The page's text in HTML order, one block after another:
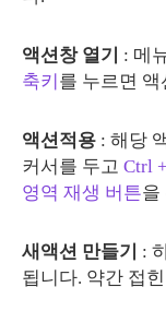
액션창 열기 : 메
축키 를 누르면
액션적용 : 해당
커서를 두고 Ctrl
영역 재생 버튼을
새액션 만들기 :
됩니다. 약간 접